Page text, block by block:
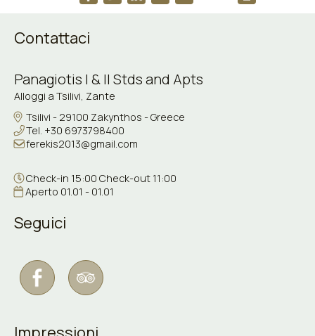
Contattaci
Panagiotis I & II Stds and Apts
Alloggi a Tsilivi, Zante
Tsilivi - 29100 Zakynthos - Greece
Tel. +30 6973798400
ferekis2013@gmail.com
Check-in 15:00 Check-out 11:00
Aperto 01.01 - 01.01
Seguici